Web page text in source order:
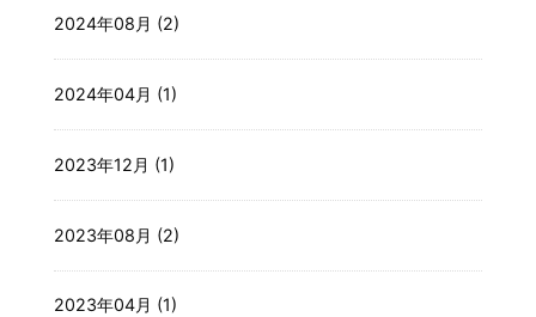
2024年08月 (2)
2024年04月 (1)
2023年12月 (1)
2023年08月 (2)
2023年04月 (1)